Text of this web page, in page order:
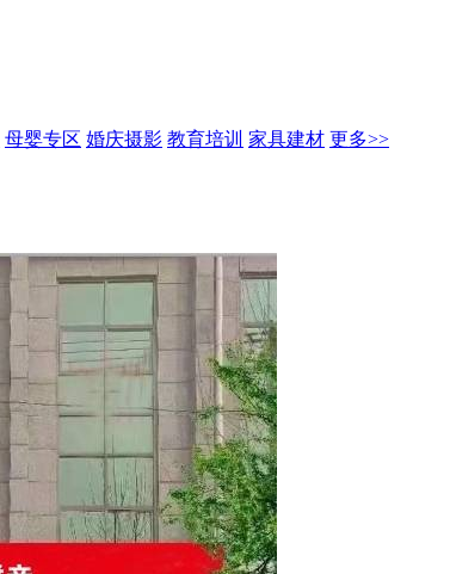
母婴专区 婚庆摄影 教育培训 家具建材 更多>>